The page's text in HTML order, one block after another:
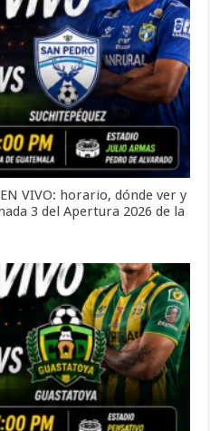
VIVO: horario, dónde ver y
3 del Apertura 2026 de la